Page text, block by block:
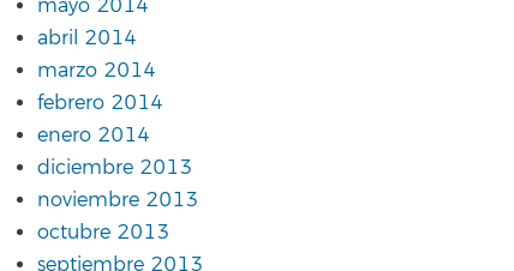
mayo 2014
abril 2014
marzo 2014
febrero 2014
enero 2014
diciembre 2013
noviembre 2013
octubre 2013
septiembre 2013